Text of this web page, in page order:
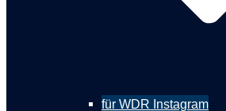
für WDR Instagram